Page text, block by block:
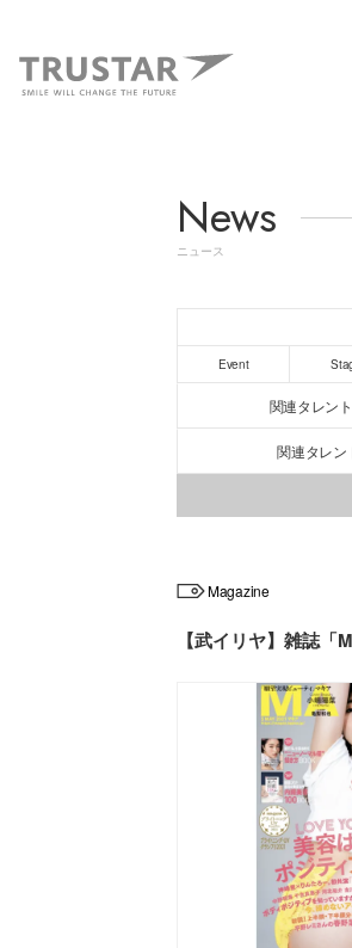
News
ニュース
Event
関連タレン
関連タレン
Magazine
【武イリヤ】雑誌「